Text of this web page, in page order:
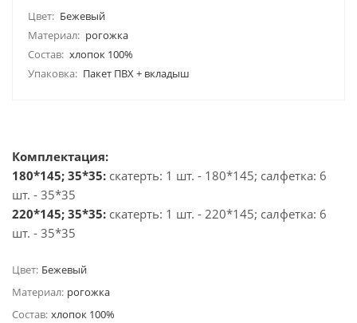
Цвет: Бежевый
Материал: рогожка
Состав: хлопок 100%
Упаковка: Пакет ПВХ + вкладыш
Комплектация:
180*145; 35*35: скатерть: 1 шт. - 180*145; салфетка: 6
шт. - 35*35
220*145; 35*35: скатерть: 1 шт. - 220*145; салфетка: 6
шт. - 35*35
Цвет: Бежевый
Материал: рогожка
Состав: хлопок 100%